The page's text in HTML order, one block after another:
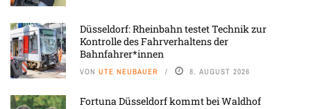
Düsseldorf: Rheinbahn testet Technik zur
Kontrolle des Fahrverhaltens der
Bahnfahrer*innen
VON UTE NEUBAUER 8. AUGUST 2026
Fortuna Düsseldorf kommt bei Waldhof